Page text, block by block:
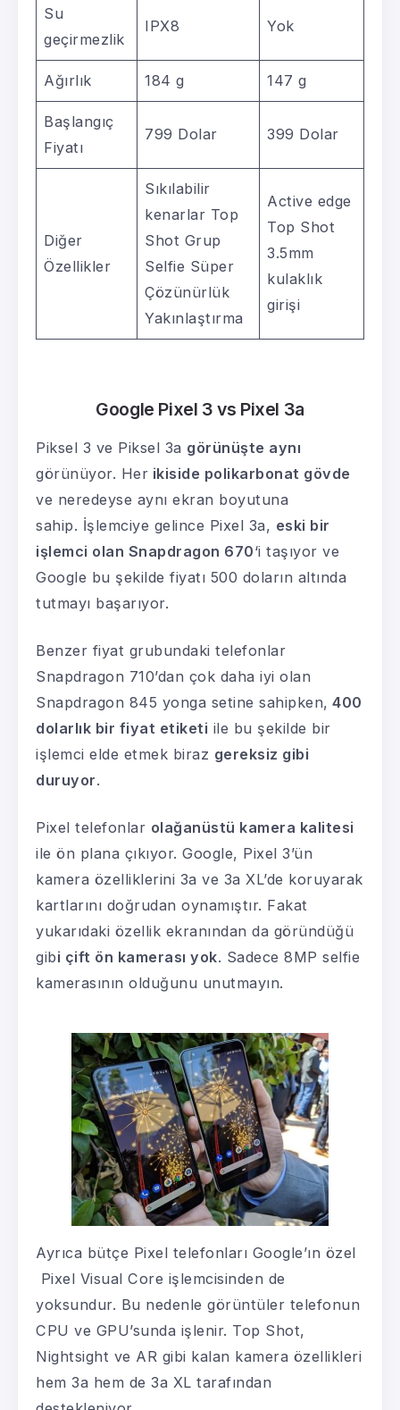
Su
geçirmezlik
IPX8 Yok
Ağırlık 184 g 147 g
Başlangıç
Fiyatı
799 Dolar 399 Dolar
Diğer
Özellikler
Sıkılabilir
kenarlar Top
Shot Grup
Selfie Süper
Çözünürlük
Yakınlaştırma
Active edge
Top Shot
3.5mm
kulaklık
girişi
Google Pixel 3 vs Pixel 3a
Piksel 3 ve Piksel 3a görünüşte aynı
görünüyor. Her ikiside polikarbonat gövde
ve neredeyse aynı ekran boyutuna
sahip. İşlemciye gelince Pixel 3a, eski bir
işlemci olan Snapdragon 670‘i taşıyor ve
Google bu şekilde fiyatı 500 doların altında
tutmayı başarıyor.
Benzer fiyat grubundaki telefonlar
Snapdragon 710’dan çok daha iyi olan
Snapdragon 845 yonga setine sahipken, 400
dolarlık bir fiyat etiketi ile bu şekilde bir
işlemci elde etmek biraz gereksiz gibi
duruyor.
Pixel telefonlar olağanüstü kamera kalitesi
ile ön plana çıkıyor. Google, Pixel 3’ün
kamera özelliklerini 3a ve 3a XL’de koruyarak
kartlarını doğrudan oynamıştır. Fakat
yukarıdaki özellik ekranından da göründüğü
gibi çift ön kamerası yok. Sadece 8MP selfie
kamerasının olduğunu unutmayın.
Ayrıca bütçe Pixel telefonları Google’ın özel
Pixel Visual Core işlemcisinden de
yoksundur. Bu nedenle görüntüler telefonun
CPU ve GPU’sunda işlenir. Top Shot,
Nightsight ve AR gibi kalan kamera özellikleri
hem 3a hem de 3a XL tarafından